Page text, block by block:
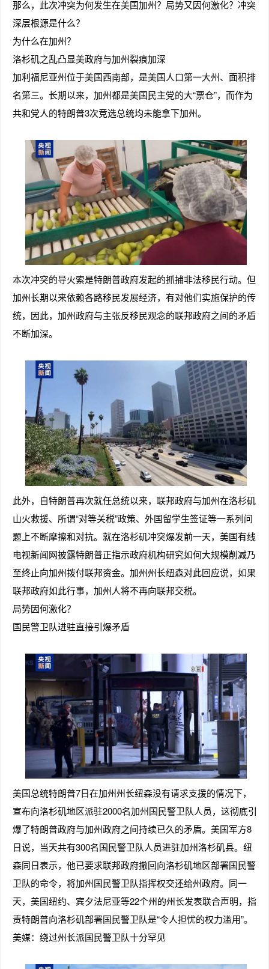
那么，此次冲突为何发生在美国加州？局势又因何激化？冲突
深层根源是什么？
为什么在加州？
洛杉矶之乱凸显美政府与加州裂痕加深
加利福尼亚州位于美国西南部，是美国人口第一大州、面积排
名第三。长期以来，加州都是美国民主党的大“票仓”，而作为
共和党人的特朗普3次竞选总统均未能拿下加州。
本次冲突的导火索是特朗普政府发起的抓捕非法移民行动。但
加州长期以来依赖各路移民发展经济，有对他们实施保护的传
统，因此，加州政府与主张反移民观念的联邦政府之间的矛盾
不断加深。
此外，自特朗普再次就任总统以来，联邦政府与加州在洛杉矶
山火救援、所谓“对等关税”政策、外国留学生签证等一系列问
题上不断摩擦和对抗。就在洛杉矶冲突爆发前一天，美国有线
电视新闻网披露特朗普正指示政府机构研究如何大规模削减乃
至终止向加州拨付联邦资金。加州州长纽森对此回应说，如果
联邦政府如此行事，加州人将不再向联邦交税。
局势因何激化？
国民警卫队进驻直接引爆矛盾
美国总统特朗普7日在加州州长纽森没有请求支援的情况下，
宣布向洛杉矶地区派驻2000名加州国民警卫队人员，这彻底引
爆了特朗普政府与加州政府之间持续已久的矛盾。美国军方8
日说，当天共有300名国民警卫队人员进驻加州洛杉矶县。纽
森同日表示，他已要求联邦政府撤回向洛杉矶地区部署国民警
卫队的命令，将加州国民警卫队指挥权交还给州政府。同一
天，美国纽约、宾夕法尼亚等22个州的州长发表联合声明，指
责特朗普向洛杉矶部署国民警卫队是“令人担忧的权力滥用”。
美媒：绕过州长派国民警卫队十分罕见